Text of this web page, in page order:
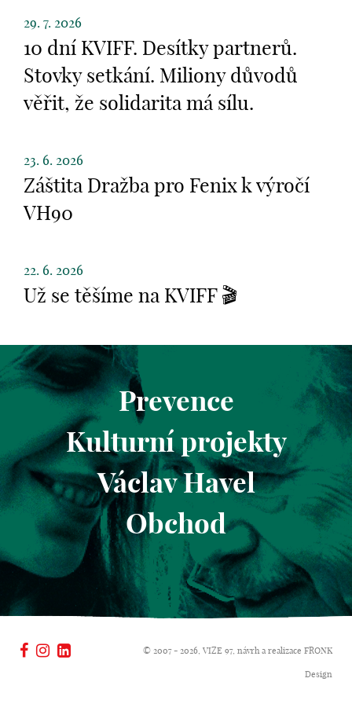
29. 7. 2026
10 dní KVIFF. Desítky partnerů.
Stovky setkání. Miliony důvodů
věřit, že solidarita má sílu.
23. 6. 2026
Záštita Dražba pro Fenix k výročí
VH90
22. 6. 2026
Už se těšíme na KVIFF 🎬
Prevence
Kulturní projekty
Václav Havel
Obchod
© 2007 - 2026, VIZE 97, návrh a realizace FRONK
Design